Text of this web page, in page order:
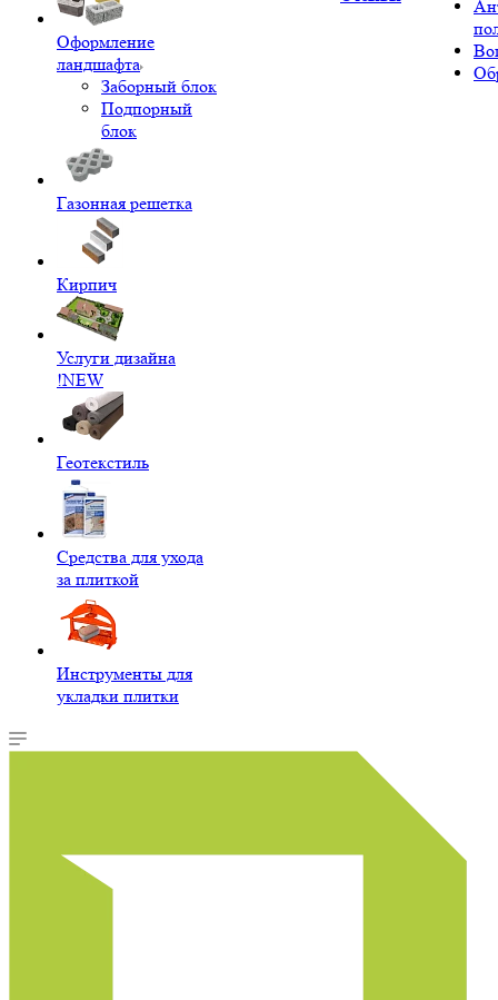
Оформление
ландшафта
Заборный блок
Подпорный
блок
Газонная решетка
Кирпич
Услуги дизайна
!NEW
Геотекстиль
Средства для ухода
за плиткой
Инструменты для
укладки плитки